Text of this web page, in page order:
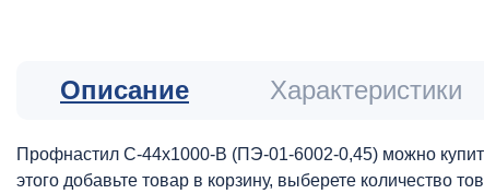
Описание Характеристики
Профнастил С-44x1000-B (ПЭ-01-6002-0,45) можно
этого добавьте товар в корзину, выберете количество